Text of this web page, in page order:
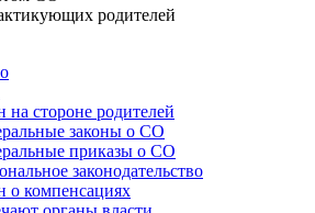
родителей
на стороне родителей
законы о СО
приказы о СО
законодательство
о компенсациях